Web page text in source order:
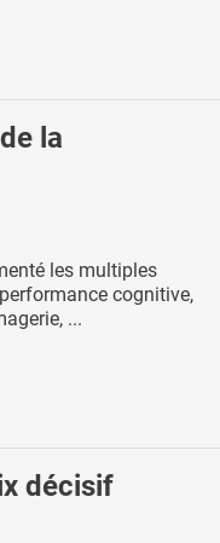
la
les multiples
cognitive,
...
décisif